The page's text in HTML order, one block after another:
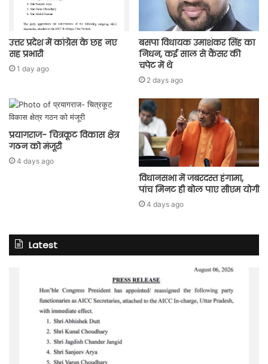
उत्तर प्रदेश में कांग्रेस के छह नए
सह प्रभारी
1 day ago
बसपा विधायक उमाशंकर सिंह का
निधन, कई साल से कैंसर की
चपेट में थे
2 days ago
प्रयागराज- चित्रकूट विकास क्षेत्र
गठन को मंजूरी
4 days ago
विधानसभा में जबरदस्त हंगामा,
पांच मिनट ही बोल पाए सीएम योगी
4 days ago
Latest